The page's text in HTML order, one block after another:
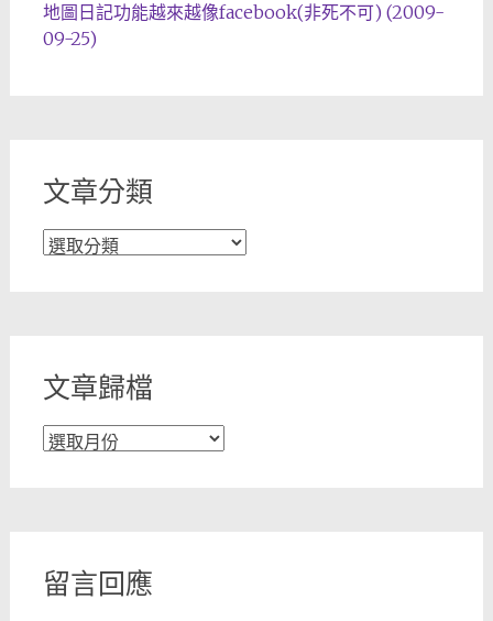
地圖日記功能越來越像facebook(非死不可) (2009-
09-25)
文章分類
文
文章歸檔
文
留言回應